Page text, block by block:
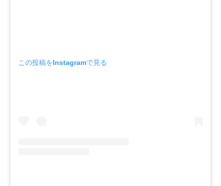
この投稿をInstagramで見る